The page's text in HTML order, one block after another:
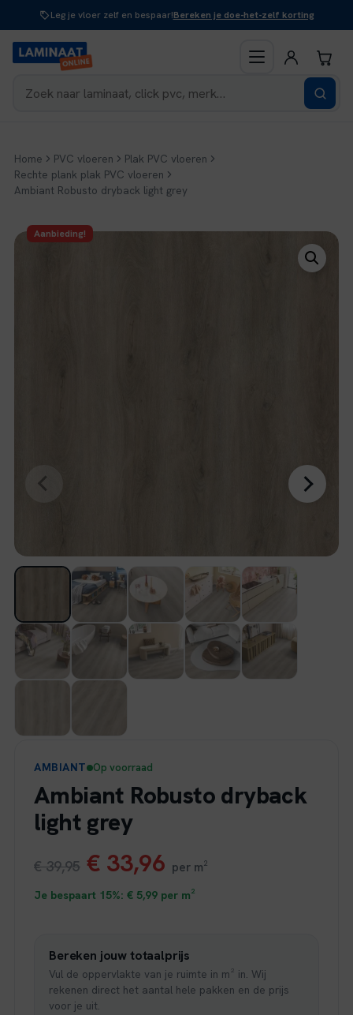
inhoud
Leg je vloer zelf en bespaar!Bereken je doe-het-zelf korting
Home PVC vloeren
Plak PVC vloeren
Rechte plank plak PVC vloeren
Ambiant Robusto dryback light grey
Aanbieding!
AMBIANT Op voorraad
Ambiant Robusto dryback
light grey
€39,95 Oorspronkelijke
prijs
€ 39,95.
€ 33,96 Huidige
prijs
€ 33,96.
per m²
Je bespaart 15%: € 5,99 per m²
Bereken jouw totaalprijs
Vul de oppervlakte van je ruimte in m² in. Wij
rekenen direct het aantal hele pakken en de prijs
voor je uit.